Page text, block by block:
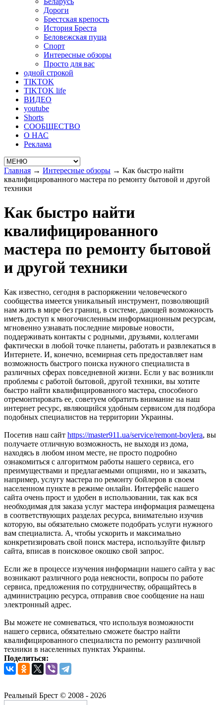
Дороги
Брестская крепость
История Бреста
Беловежская пуща
Спорт
Интересные обзоры
Просто для вас
одной строкой
TIKTOK
TIKTOK life
ВИДЕО
youtube
Shorts
СООБЩЕСТВО
О НАС
Реклама
Главная → Интересные обзоры → Как быстро найти
квалифицированного мастера по ремонту бытовой и другой
техники
Как быстро найти
квалифицированного
мастера по ремонту бытовой
и другой техники
Как известно, сегодня в распоряжении человеческого
сообщества имеется уникальный инструмент, позволяющий
нам жить в мире без границ, в системе, дающей возможность
иметь доступ к многочисленным информационным ресурсам,
мгновенно узнавать последние мировые новости,
поддерживать контакты с родными, друзьями, коллегами
фактически в любой точке планеты, работать и развлекаться в
Интернете. И, конечно, всемирная сеть предоставляет нам
возможность быстрого поиска нужного специалиста в
различных сферах повседневной жизни. Если у вас возникли
проблемы с работой бытовой, другой техники, вы хотите
быстро найти квалифицированного мастера, способного
отремонтировать ее, советуем обратить внимание на наш
интернет ресурс, являющийся удобным сервисом для подбора
подобных специалистов на территории Украины.
Посетив наш сайт https://master911.ua/service/remont-boylera, вы
получаете отличную возможность, не выходя из дома,
находясь в любом ином месте, не просто подробно
ознакомиться с алгоритмом работы нашего сервиса, его
преимуществами и предлагаемыми опциями, но и заказать,
например, услугу мастера по ремонту бойлеров в своем
населенном пункте в режиме онлайн. Интерфейс нашего
сайта очень прост и удобен в использовании, так как вся
необходимая для заказа услуг мастера информация размещена
в соответствующих разделах ресурса, внимательно изучив
которую, вы обязательно сможете подобрать услуги нужного
вам специалиста. А, чтобы ускорить и максимально
конкретизировать свой поиск мастера, используйте фильтр
сайта, вписав в поисковое окошко свой запрос.
Если же в процессе изучения информации нашего сайта у вас
возникают различного рода неясности, вопросы по работе
сервиса, предложения по сотрудничеству, обращайтесь в
администрацию ресурса, отправив свое сообщение на наш
электронный адрес.
Вы можете не сомневаться, что используя возможности
нашего сервиса, обязательно сможете быстро найти
квалифицированного специалиста по ремонту различной
техники в населенных пунктах Украины.
Поделиться:
Реальный Брест © 2008 - 2026